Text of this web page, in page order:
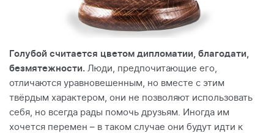
Голубой считается цветом дипломатии, благодати,
безмятежности. Люди, предпочитающие его,
отличаются уравновешенным, но вместе с этим
твёрдым характером, они не позволяют использовать
себя, но всегда рады помочь друзьям. Иногда им
хочется перемен – в таком случае они будут идти к